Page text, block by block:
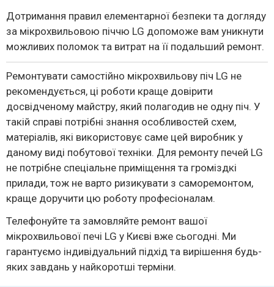
Дотримання правил елементарної безпеки та догляду
за мікрохвильовою піччю LG допоможе вам уникнути
можливих поломок та витрат на її подальший ремонт.
Ремонтувати самостійно мікрохвильову піч LG не
рекомендується, ці роботи краще довірити
досвідченому майстру, який полагодив не одну піч. У
такій справі потрібні знання особливостей схем,
матеріалів, які використовує саме цей виробник у
даному виді побутової техніки. Для ремонту печей LG
не потрібне спеціальне приміщення та громіздкі
прилади, тож не варто ризикувати з саморемонтом,
краще доручити цю роботу професіоналам.
Телефонуйте та замовляйте ремонт вашої
мікрохвильової печі LG у Києві вже сьогодні. Ми
гарантуємо індивідуальний підхід та вирішення будь-
яких завдань у найкоротші терміни.